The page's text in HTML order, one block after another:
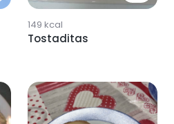
149 kcal
Tostaditas